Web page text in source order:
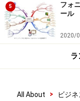
にできるかがポイ
ら中学校に上がっ
ては、いまは特に
簡単な英語の授
5
フォ
ール
2020/
ラ
All About > ビジ